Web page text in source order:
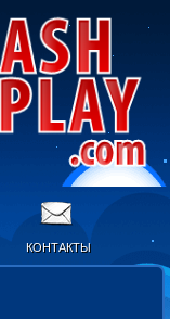
КОНТАКТЫ